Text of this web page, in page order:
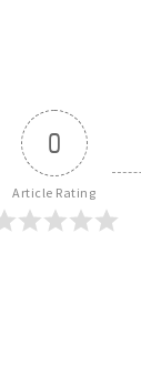
0
Article Rating